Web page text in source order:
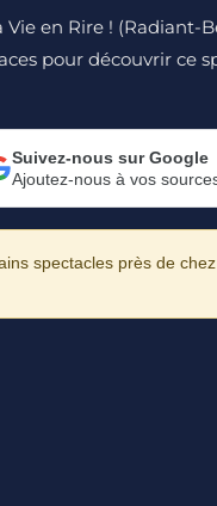
en Rire ! (Radiant-
pour découvrir ce
Suivez-nous sur Google
Ajoutez-nous à vos
spectacles près de chez